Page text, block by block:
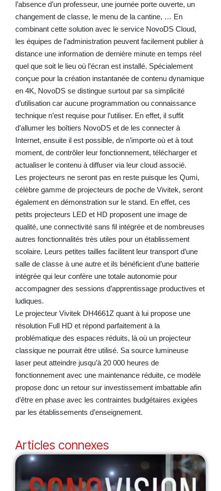
l’absence d’un professeur, une journée porte ouverte, un
changement de classe, le menu de la cantine, … En
combinant cette solution avec le service NovoDS Cloud,
les équipes de l’administration peuvent facilement publier à
distance une information de dernière minute en temps réel
quel que soit le lieu où l’écran est installé. Spécialement
conçue pour la création instantanée de contenu dynamique
en 4K, NovoDS se distingue surtout par sa simplicité
d’utilisation car aucune programmation ou connaissance
technique n’est requise pour l’utiliser. En effet, il suffit
d’allumer les boîtiers NovoDS et de les connecter à
Internet, ensuite il est possible, de n’importe où et à tout
moment, de contrôler leur fonctionnement, télécharger et
actualiser le contenu à diffuser via leur cloud associé.
Les projecteurs ne seront pas en reste puisque les Qumi,
célèbre gamme de projecteurs de poche de Vivitek, seront
également en démonstration sur le stand. En effet, ces
petits projecteurs LED et HD proposent une image de
qualité, une connectivité sans fil intégrée et de nombreuses
autres fonctionnalités très utiles pour un établissement
scolaire. Leurs petites tailles facilitent leur transport d’une
salle de classe à une autre et ils bénéficient d’une batterie
intégrée qui leur confère une totale autonomie pour
accompagner des sessions d’apprentissage productives et
ludiques.
Le projecteur Vivitek DH4661Z quant à lui propose une
résolution Full HD et répond parfaitement à la
problématique des espaces réduits, là où un projecteur
classique ne pourrait être utilisé. Sa source lumineuse
laser peut atteindre jusqu’à 20 000 heures de
fonctionnement avec une maintenance réduite, ce modèle
propose donc un retour sur investissement imbattable afin
d’être en phase avec les contraintes budgétaires exigées
par les établissements d’enseignement.
Articles connexes